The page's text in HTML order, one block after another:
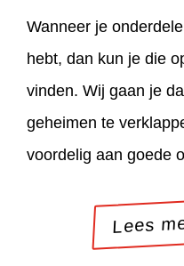
Wanneer je
hebt, dan kun je die
vinden. Wij gaan je
geheimen te
voordelig aan goede
Lees